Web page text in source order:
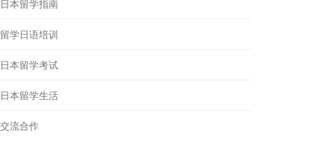
本留学指南
学日语培训
本留学考试
本留学生活
流合作